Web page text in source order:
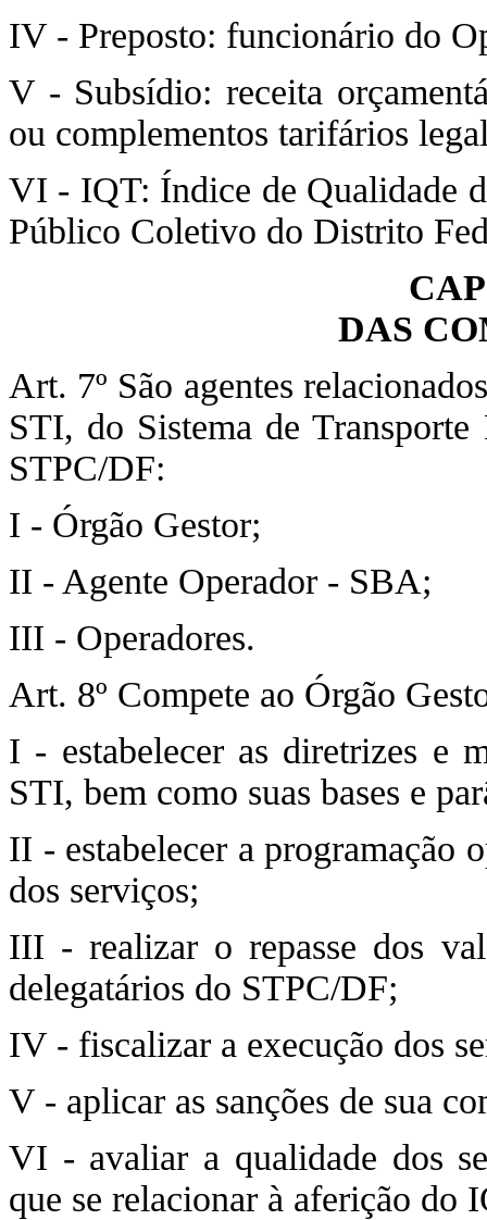
IV - Preposto: funcionário do
V - Subsídio: receita
ou complementos tarifários
VI - IQT: Índice de Qualidade
Público Coletivo do Distrito
DAS
Art. 7º São agentes
STI, do Sistema de
STPC/DF:
I - Órgão Gestor;
II - Agente Operador - SBA;
III - Operadores.
Art. 8º Compete ao Órgão
I - estabelecer as diretrizes e
STI, bem como suas bases e
II - estabelecer a programação
dos serviços;
III - realizar o repasse dos
delegatários do STPC/DF;
IV - fiscalizar a execução dos
V - aplicar as sanções de sua
VI - avaliar a qualidade dos
que se relacionar à aferição do